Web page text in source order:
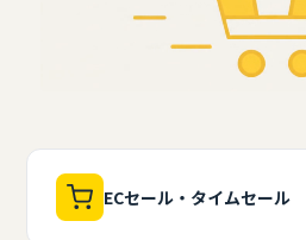
ECセール・タイムセール